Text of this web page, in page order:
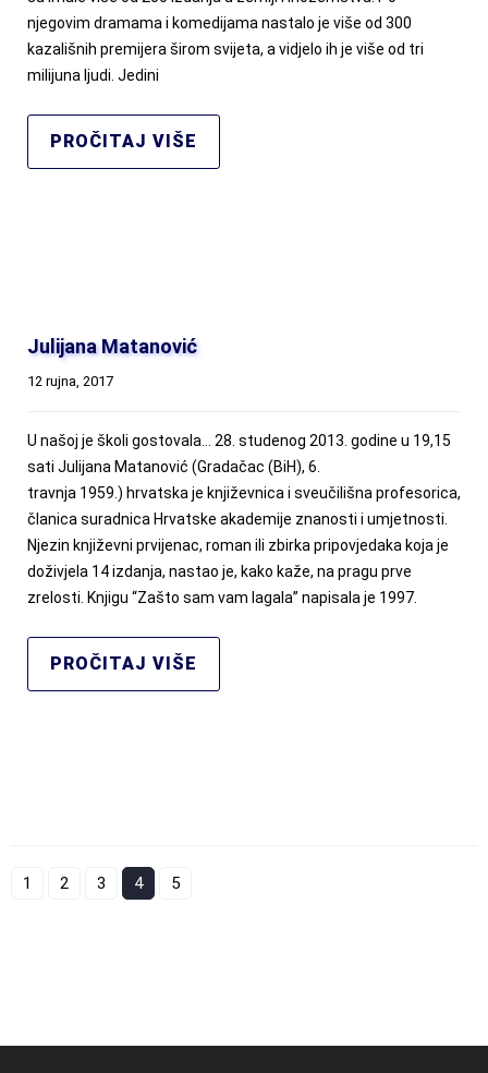
njegovim dramama i komedijama nastalo je više od 300
kazališnih premijera širom svijeta, a vidjelo ih je više od tri
milijuna ljudi. Jedini
PROČITAJ VIŠE
Julijana Matanović
12 rujna, 2017
U našoj je školi gostovala… 28. studenog 2013. godine u 19,15
sati Julijana Matanović (Gradačac (BiH), 6.
travnja 1959.) hrvatska je književnica i sveučilišna profesorica,
članica suradnica Hrvatske akademije znanosti i umjetnosti.
Njezin književni prvijenac, roman ili zbirka pripovjedaka koja je
doživjela 14 izdanja, nastao je, kako kaže, na pragu prve
zrelosti. Knjigu “Zašto sam vam lagala” napisala je 1997.
PROČITAJ VIŠE
1 2 3 4 5